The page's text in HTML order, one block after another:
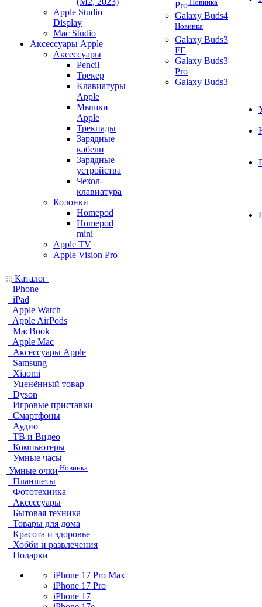
Apple Studio
Display
Mac Studio
Аксессуары Apple
Аксессуары
Pencil
Трекер
Клавиатуры
Apple
Мышки
Apple
Трекпады
Зарядные
кабели
Зарядные
устройства
Чехол-
клавиатура
Колонки
Homepod
Homepod
mini
Apple TV
Apple Vision Pro
Pro Новинка
Galaxy Buds4
Новинка
Galaxy Buds3
FE
Galaxy Buds3
Pro
Galaxy Buds3
Каталог
iPhone
iPad
Apple Watch
Apple AirPods
MacBook
Apple Mac
Аксессуары Apple
Samsung
Xiaomi
Уценённый товар
Dyson
Игровые приставки
Смартфоны
Аудио
ТВ и Видео
Компьютеры
Умные часы
Умные очки Новинка
Планшеты
Фототехника
Аксессуары
Бытовая техника
Товары для дома
Красота и здоровье
Хобби и развлечения
Подарки
iPhone 17 Pro Max
iPhone 17 Pro
iPhone 17